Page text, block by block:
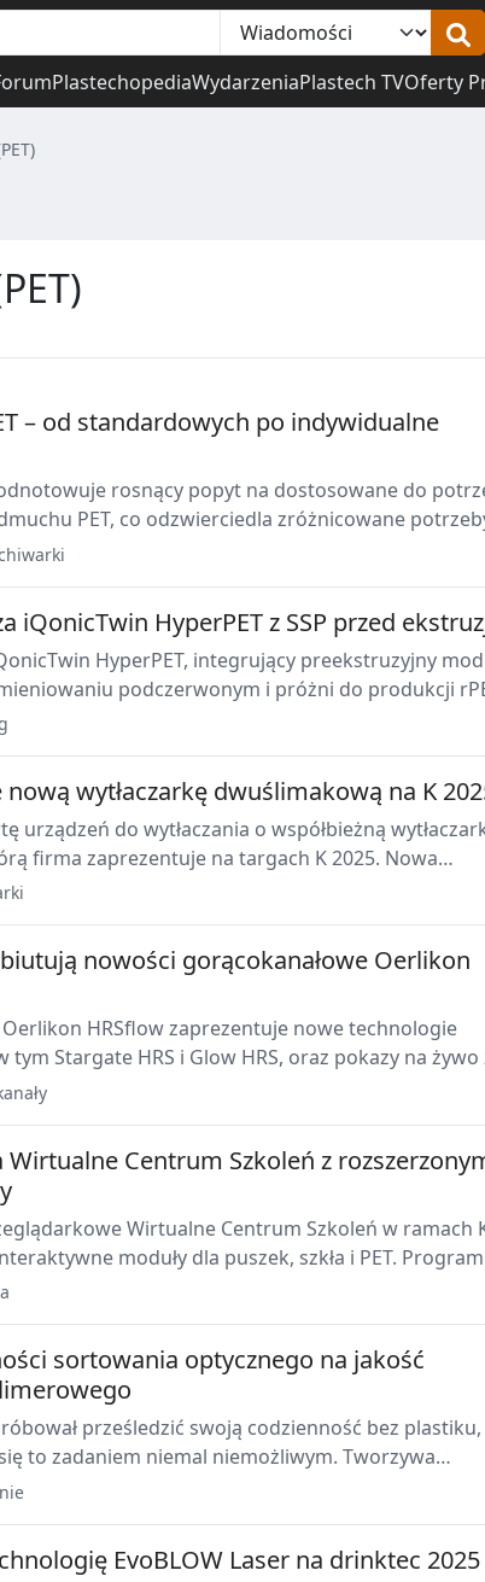
PlastechopediaWydarzeniaPlastech TVOferty
– od standardowych po indywidualne
rosnący popyt na dostosowane do
PET, co odzwierciedla zróżnicowane
lokalne. Firma zaprezentuje rozwiązania
iQonicTwin HyperPET z SSP przed
HyperPET, integrujący preekstruzyjny
podczerwonym i próżni do produkcji
ze stabilną IV, spójną barwą i niskim AA przy
nową wytłaczarkę dwuślimakową na K
urządzeń do wytłaczania o współbieżną
firma zaprezentuje na targach K 2025. Nowa
jest przeznaczona do aplikacji wymagających
folii wylewanych SML.
nowości gorącokanałowe Oerlikon
HRSflow zaprezentuje nowe technologie
tym Stargate HRS i Glow HRS, oraz pokazy na żywo
obejmą zastosowania motoryzacyjne,
Wirtualne Centrum Szkoleń z
Wirtualne Centrum Szkoleń w ramach
moduły dla puszek, szkła i PET. Program
tempie na cyfrowych bliźniakach i jest
sortowania optycznego na jakość
prześledzić swoją codzienność bez plastiku,
to zadaniem niemal niemożliwym. Tworzywa
wszechobecne, że trudno zauważyć, jak szybko z
EvoBLOW Laser na drinktec 2025